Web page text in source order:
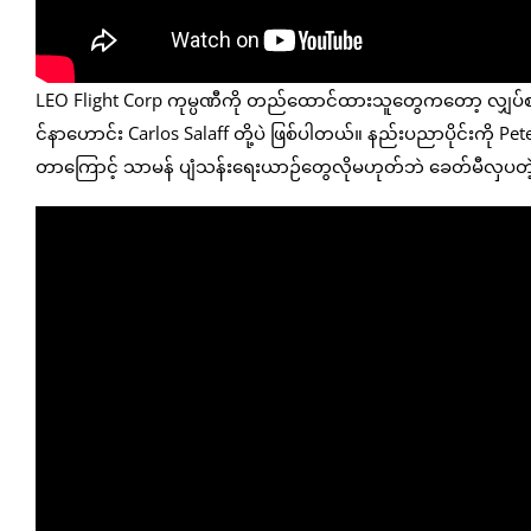
LEO Flight Corp ကုမ္ပဏီကို တည်ထောင်ထားသူတွေကတော့ လျှပ်
င်နာဟောင်း Carlos Salaff တို့ပဲ ဖြစ်ပါတယ်။ နည်းပညာပိုင်းကို
တာကြောင့် သာမန် ပျံသန်းရေးယာဉ်တွေလိုမဟုတ်ဘဲ ခေတ်မီလှပတဲ့